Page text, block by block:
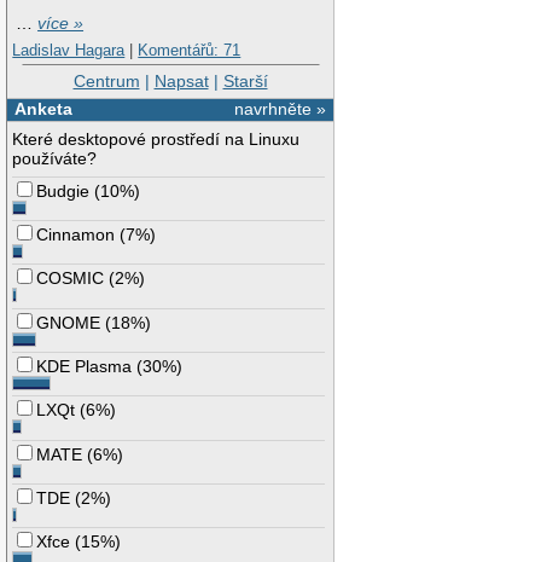
…více »
Ladislav Hagara | Komentářů: 71
Centrum | Napsat| Starší
navrhněte »
Anketa
Které desktopové prostředí na Linuxu
používáte?
Budgie (10%)
Cinnamon (7%)
COSMIC (2%)
GNOME (18%)
KDE Plasma (30%)
LXQt (6%)
MATE (6%)
TDE (2%)
Xfce (15%)